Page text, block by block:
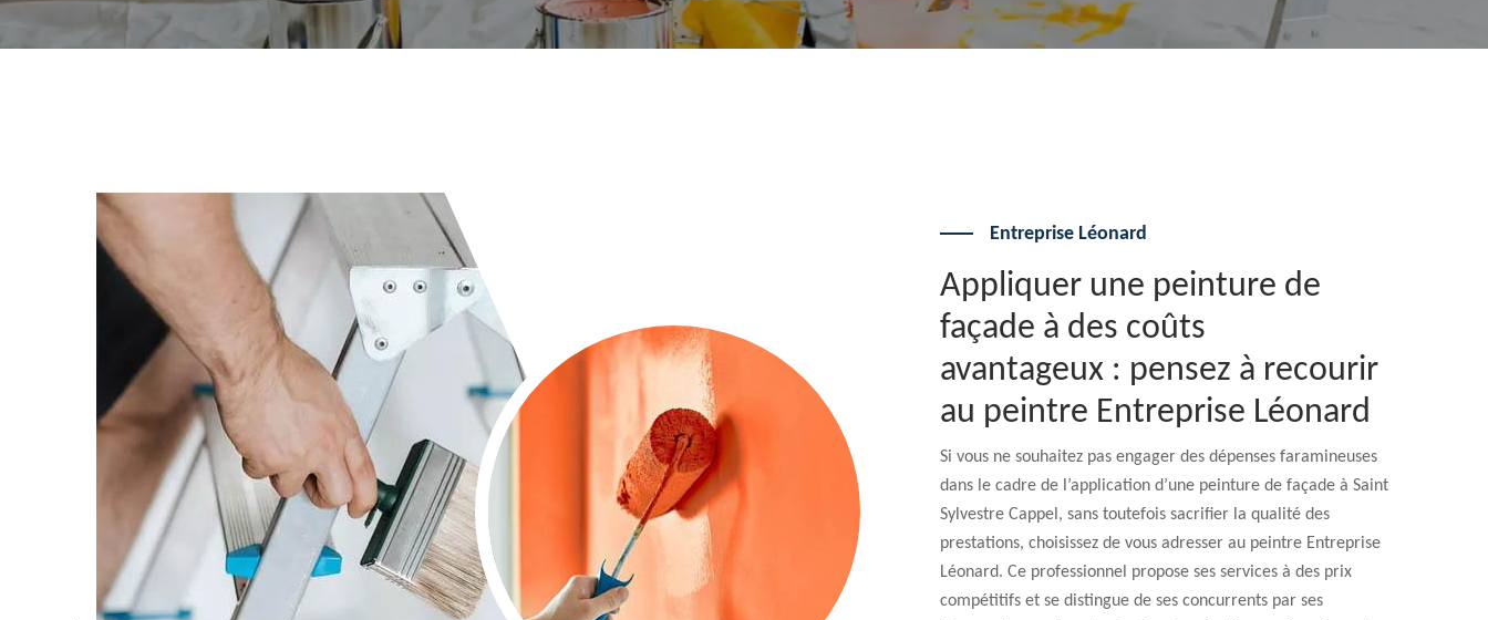
Entreprise Léonard
Appliquer une peinture de
façade à des coûts
avantageux : pensez à recourir
au peintre Entreprise Léonard
Si vous ne souhaitez pas engager des dépenses faramineuses
dans le cadre de l’application d’une peinture de façade à Saint
Sylvestre Cappel, sans toutefois sacrifier la qualité des
prestations, choisissez de vous adresser au peintre Entreprise
Léonard. Ce professionnel propose ses services à des prix
compétitifs et se distingue de ses concurrents par ses